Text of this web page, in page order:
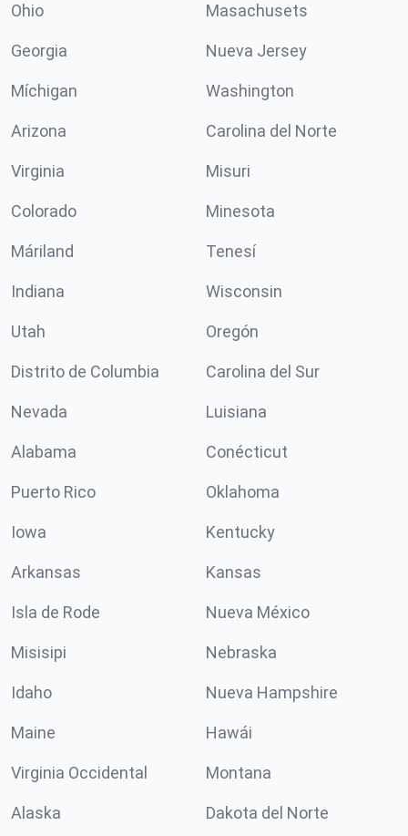
Ohio Masachusets
Georgia Nueva Jersey
Míchigan Washington
Arizona Carolina del Norte
Virginia Misuri
Colorado Minesota
Máriland Tenesí
Indiana Wisconsin
Utah Oregón
Distrito de Columbia Carolina del Sur
Nevada Luisiana
Alabama Conécticut
Puerto Rico Oklahoma
Iowa Kentucky
Arkansas Kansas
Isla de Rode Nueva México
Misisipi Nebraska
Idaho Nueva Hampshire
Maine Hawái
Virginia Occidental Montana
Alaska Dakota del Norte